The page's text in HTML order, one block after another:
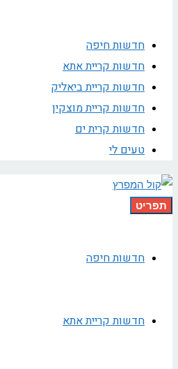
חדשות חיפה
חדשות קריית אתא
חדשות קריית ביאליק
חדשות קריית מוצקין
חדשות קרית ים
טעים לי
תפריט
חדשות חיפה
חדשות קריית אתא